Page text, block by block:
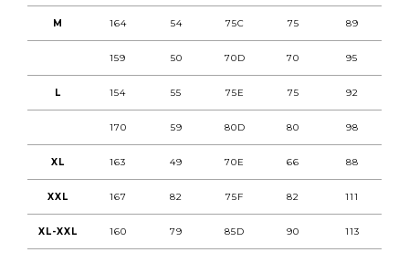
M 164 54 75C 75 89
159 50 70D 70 95
L 154 55 75E 75 92
170 59 80D 80 98
XL 163 49 70E 66 88
XXL 167 82 75F 82 111
XL-XXL 160 79 85D 90 113